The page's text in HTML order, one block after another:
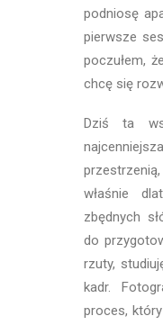
podniosę
pierwsze
poczułem,
chcę się
Dziś ta
właśnie
zbędnych
do
rzuty,
kadr.
proces,